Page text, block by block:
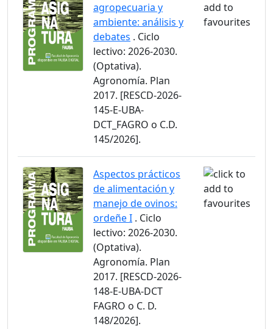
agropecuaria y
ambiente: análisis y
debates . Ciclo
lectivo: 2026-2030.
(Optativa).
Agronomía. Plan
2017. [RESCD-2026-
145-E-UBA-
DCT_FAGRO o C.D.
145/2026].
Aspectos prácticos
de alimentación y
manejo de ovinos:
ordeñe I . Ciclo
lectivo: 2026-2030.
(Optativa).
Agronomía. Plan
2017. [RESCD-2026-
148-E-UBA-DCT
FAGRO o C. D.
148/2026].